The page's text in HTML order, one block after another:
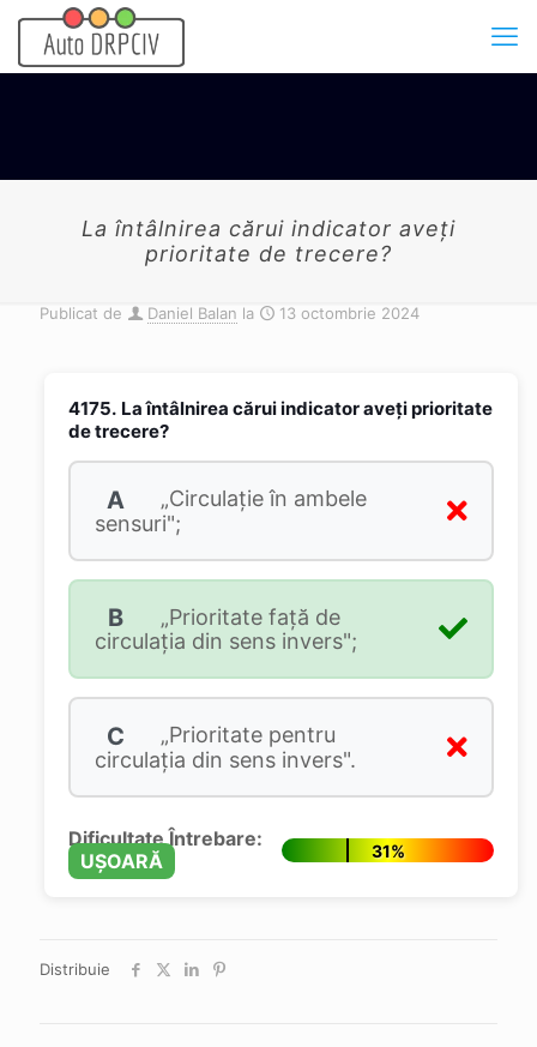
La întâlnirea cărui indicator aveți
prioritate de trecere?
Publicat de Daniel Balan la 13 octombrie 2024
4175. La întâlnirea cărui indicator aveți prioritate
de trecere?
A
„Circulație în ambele
sensuri";
B
„Prioritate față de
circulația din sens invers";
C
„Prioritate pentru
circulația din sens invers".
Dificultate Întrebare:
UȘOARĂ
31%
Distribuie